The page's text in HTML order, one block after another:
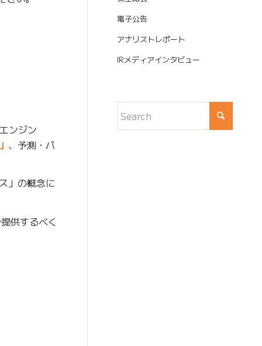
ンジン
、予測・パ
」の概念に
供するべく
電子公告
アナリストレポート
IRメディアインタビュー